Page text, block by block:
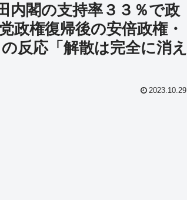
内閣の支持率３３％で政
権復帰後の安倍政権・
応「解散は完全に消え
2023.10.29